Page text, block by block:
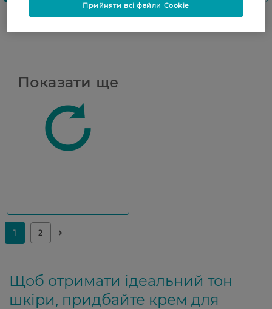
Показати ще
Щоб отримати ідеальний тон
шкіри, придбайте крем для
Прийняти всі файли Cookie